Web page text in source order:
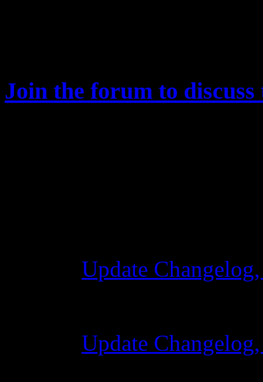
Join the forum to
Update
Update